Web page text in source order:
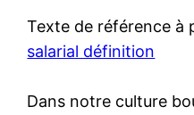
Texte de référence à
salarial définition
Dans notre culture